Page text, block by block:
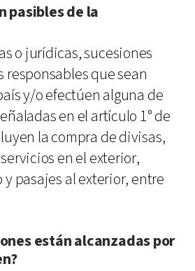
pasibles de la
o jurídicas, sucesiones
responsables que sean
y/o efectúen alguna de
en el artículo 1° de
la compra de divisas,
en el exterior,
y pasajes al exterior, entre
están alcanzadas por